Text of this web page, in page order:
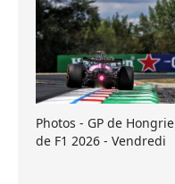
Photos - GP de Hongrie
de F1 2026 - Vendredi